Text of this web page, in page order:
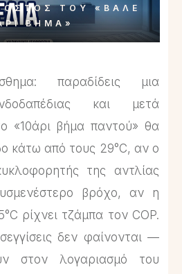
ΤΟΥ «ΒΆΛΕ
ΒΉΜΑ»
παραδίδεις μια
και μετά
«10άρι βήμα παντού» θα
κάτω από τους 29°C, αν ο
της αντλίας
βρόχο, αν η
ρίχνει τζάμπα τον COP.
δεν φαίνονται —
στον λογαριασμό του